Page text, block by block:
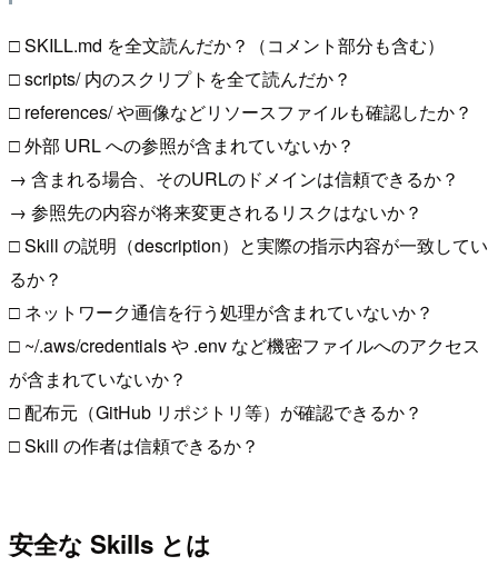
□ SKILL.md を全文読んだか？（コメント部分も含む）
□ scripts/ 内のスクリプトを全て読んだか？
□ references/ や画像などリソースファイルも確認したか？
□ 外部 URL への参照が含まれていないか？
→ 含まれる場合、そのURLのドメインは信頼できるか？
→ 参照先の内容が将来変更されるリスクはないか？
□ Skill の説明（description）と実際の指示内容が一致してい
るか？
□ ネットワーク通信を行う処理が含まれていないか？
□ ~/.aws/credentials や .env など機密ファイルへのアクセス
が含まれていないか？
□ 配布元（GitHub リポジトリ等）が確認できるか？
□ Skill の作者は信頼できるか？
安全な Skills とは